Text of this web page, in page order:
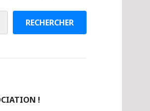
RECHERCHER
!